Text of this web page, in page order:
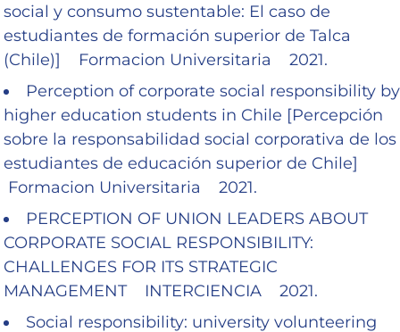
social y consumo sustentable: El caso de
estudiantes de formación superior de Talca
(Chile)] Formacion Universitaria 2021.
Perception of corporate social responsibility by
higher education students in Chile [Percepción
sobre la responsabilidad social corporativa de los
estudiantes de educación superior de Chile]
Formacion Universitaria 2021.
PERCEPTION OF UNION LEADERS ABOUT
CORPORATE SOCIAL RESPONSIBILITY:
CHALLENGES FOR ITS STRATEGIC
MANAGEMENT INTERCIENCIA 2021.
Social responsibility: university volunteering